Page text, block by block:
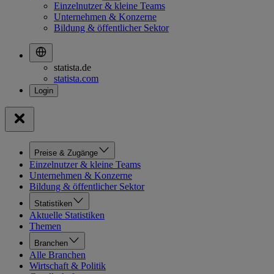
Einzelnutzer & kleine Teams
Unternehmen & Konzerne
Bildung & öffentlicher Sektor
statista.de
statista.com
Preise & Zugänge
Einzelnutzer & kleine Teams
Unternehmen & Konzerne
Bildung & öffentlicher Sektor
Statistiken
Aktuelle Statistiken
Themen
Branchen
Alle Branchen
Wirtschaft & Politik